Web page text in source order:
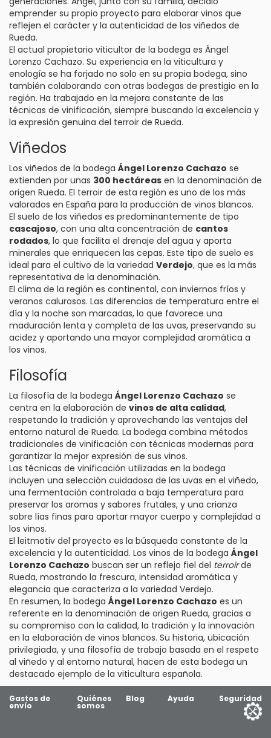
emprender su propio proyecto para elaborar vinos que
reflejen el carácter y la autenticidad de los viñedos de
Rueda.
El actual propietario viticultor de la bodega es Ángel
Lorenzo Cachazo. Su experiencia en la viticultura y
enología se ha forjado no solo en su propia bodega, sino
también colaborando con otras bodegas de prestigio en la
región. Ha trabajado en la mejora constante de las
técnicas de vinificación, siempre buscando la excelencia y
la expresión genuina del terroir de Rueda.
Viñedos
Los viñedos de la bodega Ángel Lorenzo Cachazo se
extienden por unas 300 hectáreas en la denominación de
origen Rueda. El terroir de esta región es uno de los más
valorados en España para la producción de vinos blancos.
El suelo de los viñedos es predominantemente de tipo
cascajoso, con una alta concentración de cantos
rodados, lo que facilita el drenaje del agua y aporta
minerales que enriquecen las cepas. Este tipo de suelo es
ideal para el cultivo de la variedad Verdejo, que es la más
representativa de la denominación.
El clima de la región es continental, con inviernos fríos y
veranos calurosos. Las diferencias de temperatura entre el
día y la noche son marcadas, lo que favorece una
maduración lenta y completa de las uvas, preservando su
acidez y aportando una mayor complejidad aromática a
los vinos.
Filosofía
La filosofía de la bodega Ángel Lorenzo Cachazo se
centra en la elaboración de vinos de alta calidad,
respetando la tradición y aprovechando las ventajas del
entorno natural de Rueda. La bodega combina métodos
tradicionales de vinificación con técnicas modernas para
garantizar la mejor expresión de sus vinos.
Las técnicas de vinificación utilizadas en la bodega
incluyen una selección cuidadosa de las uvas en el viñedo,
una fermentación controlada a baja temperatura para
preservar los aromas y sabores frutales, y una crianza
sobre lías finas para aportar mayor cuerpo y complejidad a
los vinos.
El leitmotiv del proyecto es la búsqueda constante de la
excelencia y la autenticidad. Los vinos de la bodega Ángel
Lorenzo Cachazo buscan ser un reflejo fiel del terroirde
Rueda, mostrando la frescura, intensidad aromática y
elegancia que caracteriza a la variedad Verdejo.
En resumen, la bodega Ángel Lorenzo Cachazo es un
referente en la denominación de origen Rueda, gracias a
su compromiso con la calidad, la tradición y la innovación
en la elaboración de vinos blancos. Su historia, ubicación
privilegiada, y una filosofía de trabajo basada en el respeto
al viñedo y al entorno natural, hacen de esta bodega un
destacado ejemplo de la viticultura española.
Gastos de
envío
Quiénes
somos
Blog Ayuda Seguridad